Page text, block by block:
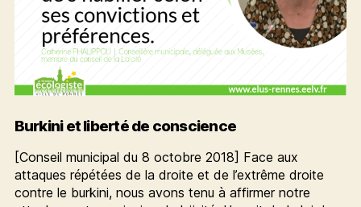
Burkini et liberté de conscience
[Conseil municipal du 8 octobre 2018] Face aux
attaques répétées de la droite et de l’extrême droite
contre le burkini, nous avons tenu à affirmer notre